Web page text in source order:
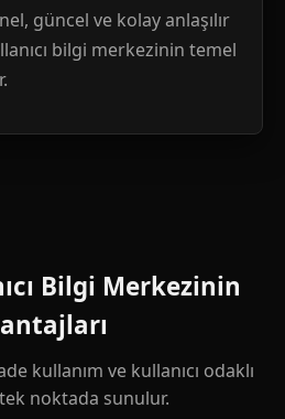
güncel ve kolay anlaşılır
bilgi merkezinin temel
Bilgi Merkezinin
kullanım ve kullanıcı odaklı
tek noktada sunulur.